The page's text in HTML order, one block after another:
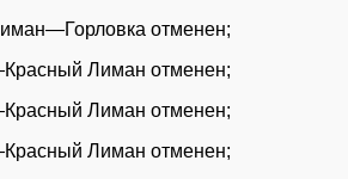
отменен;
Лиман отменен;
Лиман отменен;
Лиман отменен;